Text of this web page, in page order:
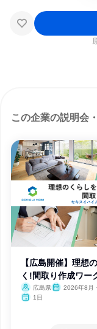
この企業の説明会
【広島開催】理想
く!間取り作成ワー
広島県
2026年8月
1日